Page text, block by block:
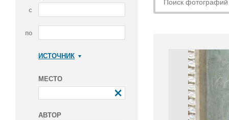
с
по
ИСТОЧНИК
МЕСТО
АВТОР